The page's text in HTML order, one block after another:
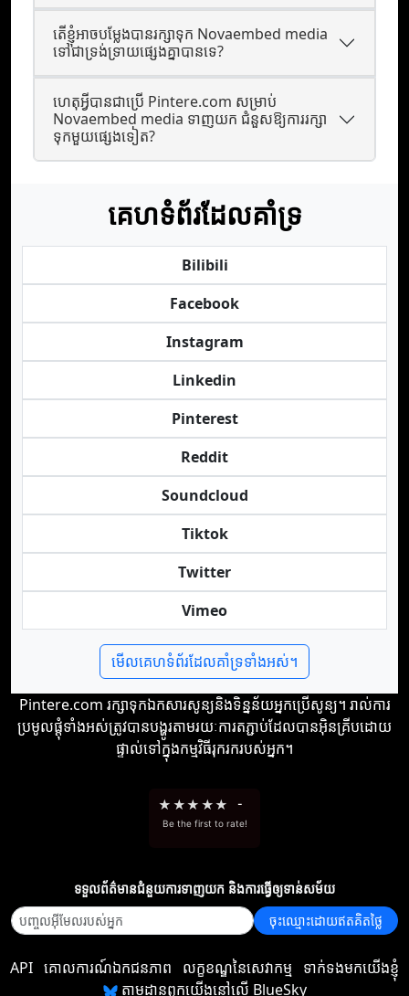
តើខ្ញុំអាចបម្លែងបានរក្សាទុក Novaembed media
ទៅជាទ្រង់ទ្រាយផ្សេងគ្នាបានទេ?
ហេតុអ្វីបានជាប្រើ Pintere.com សម្រាប់
Novaembed media ទាញយក ជំនួសឱ្យការរក្សា
ទុកមួយផ្សេងទៀត?
គេហទំព័រដែលគាំទ្រ
Bilibili
Facebook
Instagram
Linkedin
Pinterest
Reddit
Soundcloud
Tiktok
Twitter
Vimeo
មើលគេហទំព័រដែលគាំទ្រទាំងអស់។
Pintere.com រក្សាទុកឯកសារសូន្យនិងទិន្នន័យអ្នកប្រើសូន្យ។ រាល់ការ
ប្រមូលផ្តុំទាំងអស់ត្រូវបានបង្ហូរតាមរយៈការតភ្ជាប់ដែលបានអ៊ិនគ្រីបដោយ
ផ្ទាល់ទៅក្នុងកម្មវិធីរុករករបស់អ្នក។
★ ★★ ★★ -
Be the first to rate!
ទទួល​ព័ត៌មាន​ជំនួយ​ការ​ទាញយក និង​ការ​ធ្វើ​ឲ្យ​ទាន់សម័យ
ចុះឈ្មោះដោយឥតគិតថ្លៃ
API គោលការណ៍ឯកជនភាព លក្ខខណ្ឌនៃសេវាកម្ម
ទាក់ទងមកយើងខ្ញុំ
តាមដានពួកយើងនៅលើ BlueSky